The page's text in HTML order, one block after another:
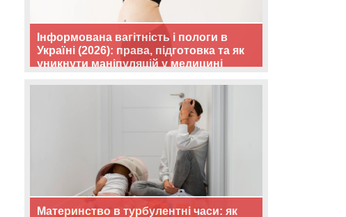
Інформована вагітність і пологи в
Україні (2026): права, підготовка та як
уникнути маніпуляцій у медицині
Материнство в турбулентні часи: як